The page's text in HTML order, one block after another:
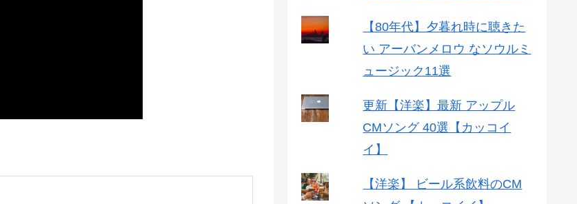
【80年代】夕暮れ時に聴きた
い アーバンメロウ なソウルミ
ュージック11選
更新【洋楽】最新 アップル
CMソング 40選【カッコイ
イ】
【洋楽】 ビール系飲料のCM